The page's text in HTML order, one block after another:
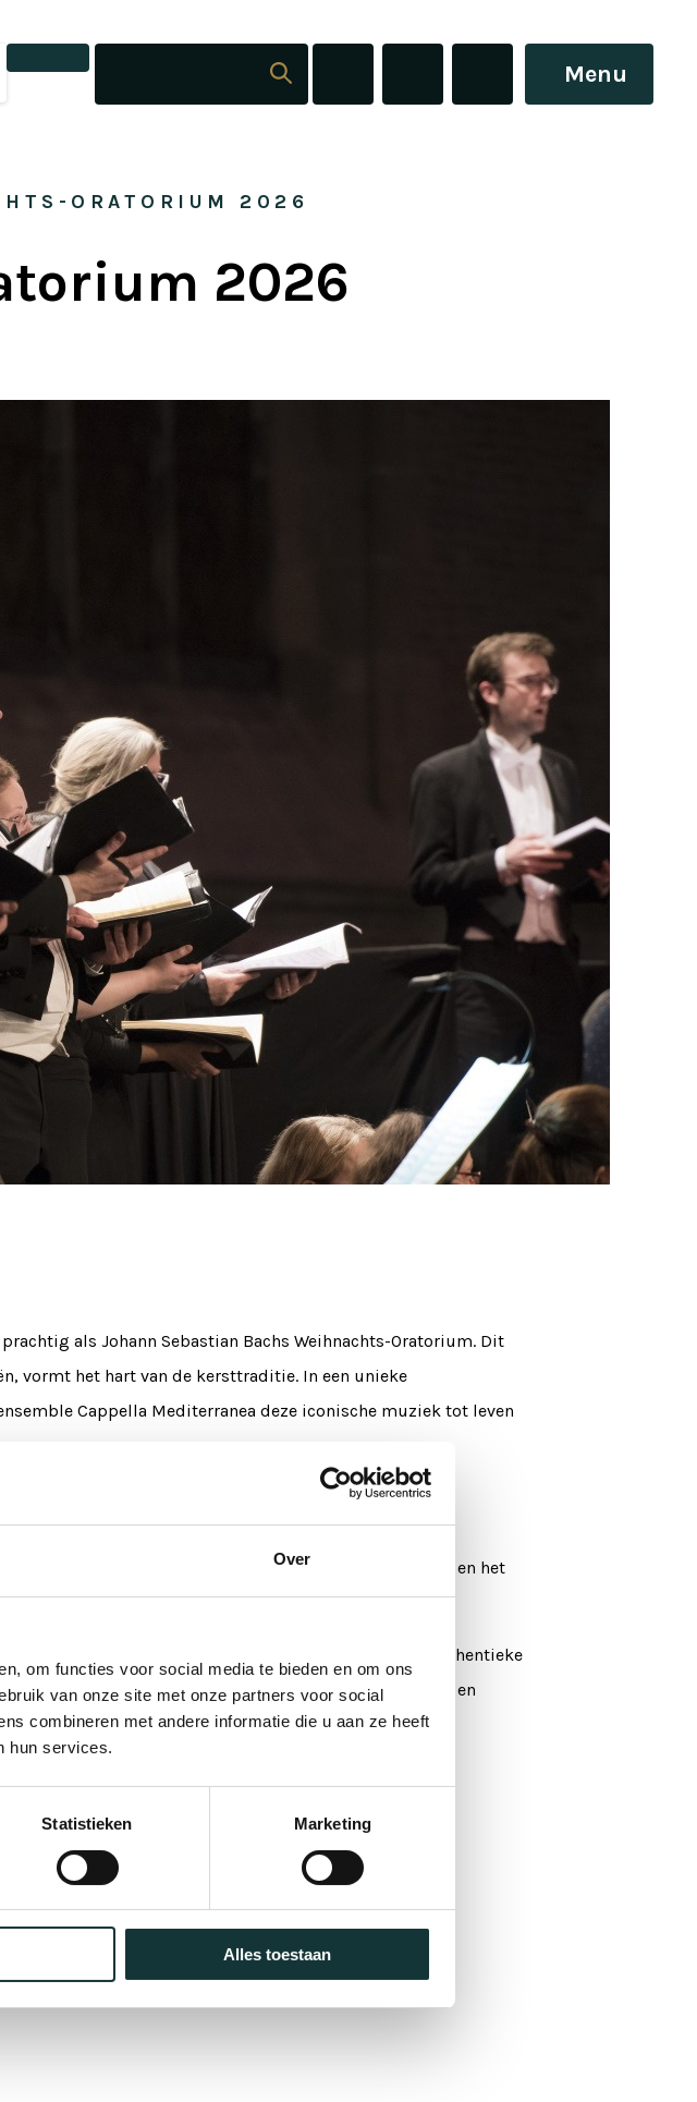
Over
om functies voor social media te bieden en om ons
van onze site met onze partners voor social
combineren met andere informatie die u aan ze heeft
hun services.
Statistieken Marketing
Alles toestaan
Menu
ORATORIUM 2026
2026
als Johann Sebastian Bachs Weihnachts-Oratorium. Dit
vormt het hart van de kersttraditie. In een unieke
Cappella Mediterranea deze iconische muziek tot leven
ongeëvenaarde muzikale rijkdom. Bach verweeft
werk dat zowel feestelijk als intiem is. Van de
lofzangen: dit is muziek die de ziel verwarmt en het
brengt Leonardo García Alarcón een frisse en authentieke
geroemd om zijn klankschoonheid en perfectie, en
een uitvoering die bruist van energie, diepgang en